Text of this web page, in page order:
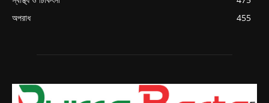
অপরাধ
455